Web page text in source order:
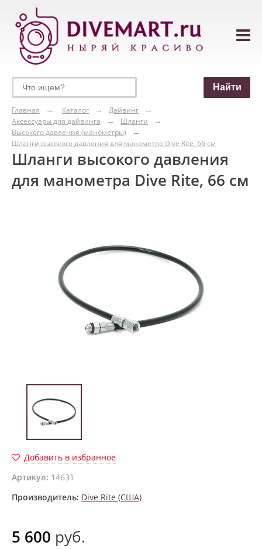
Главная Каталог
Дайвинг
Аксессуары для дайвинга
Шланги
Высокого давления (манометры)
Шланги высокого давления для манометра Dive Rite, 66 см
Шланги высокого давления
для манометра Dive Rite, 66 см
Добавить в избранное
Артикул: 14631
Производитель: Dive Rite (США)
5 600 руб.